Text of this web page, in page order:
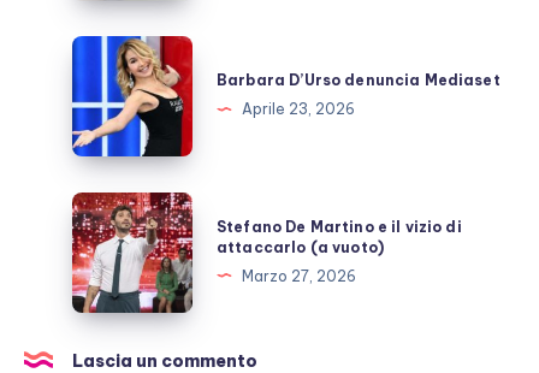
dopo
GFVip?
Barbara
D’Urso
denuncia
Mediaset
Barbara D’Urso denuncia Mediaset
Aprile 23, 2026
Stefano
De
Martino
e
vizio
Stefano De Martino e il vizio di
attaccarlo (a vuoto)
Marzo 27, 2026
Lascia un commento